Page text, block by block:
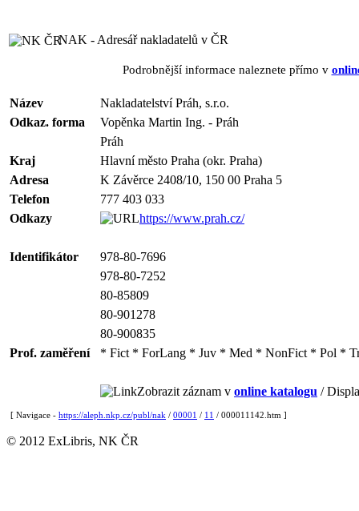
NAK - Adresář nakladatelů v ČR
Podrobnější informace naleznete přímo v
Název
Nakladatelství Práh, s.r.o.
Odkaz. forma
Vopěnka Martin Ing. - Práh
Práh
Kraj
Hlavní město Praha (okr. Praha)
Adresa
K Závěrce 2408/10, 150 00 Praha 5
Telefon
777 403 033
Odkazy
https://www.prah.cz/
Identifikátor
978-80-7696
978-80-7252
80-85809
80-901278
80-900835
Prof. zaměření
* Fict * ForLang * Juv * Med * NonFict * Pol *
Zobrazit záznam v online katalogu /
[ Navigace - https://aleph.nkp.cz/publ/nak / 00001 / 11 / 000011142.htm ]
© 2012 ExLibris, NK ČR